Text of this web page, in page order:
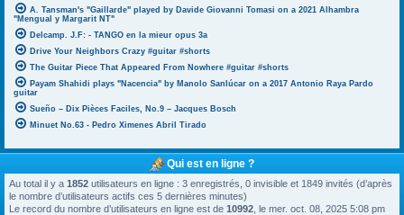
A. Tansman's "Gaillarde" played by Davide Giovanni Tomasi on a 2021 Alhambra
"Mengual y Margarit NT"
Delcamp. J.F: - TANGO en la mieur opus 3a
Drive Your Neighbors Crazy #guitar #shorts
The Guitar Piece That Appeared From Nowhere #guitar #shorts
Payam Shahidi plays "Nacencia" by Manolo Sanlúcar on a 2017 Antonio Raya Pardo
guitar
Sueño – Dix Pièces Faciles, No.9 – Jacques Bosch
Minuet No.63 - Pedro Ximenes Abril Tirado
Qui est en ligne ?
Au total il y a 1852 utilisateurs en ligne : 3 enregistrés, 0 invisible et 1849 invités (d’après
le nombre d’utilisateurs actifs ces 5 dernières minutes)
Le record du nombre d’utilisateurs en ligne est de 10992 , le mer. oct. 08, 2025 5:08 pm